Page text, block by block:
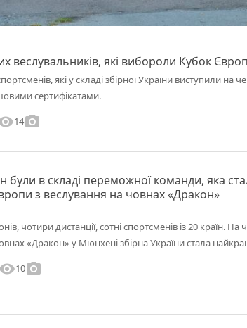
веслувальників, які вибороли Кубок
які у складі збірної України виступили
сертифікатами.
14photo_camera
були в складі переможної команди, яка
з веслування на човнах «Дракон»
чотири дистанції, сотні спортсменів із 20 країн.
«Дракон» у Мюнхені збірна України стала
visibility10photo_camera